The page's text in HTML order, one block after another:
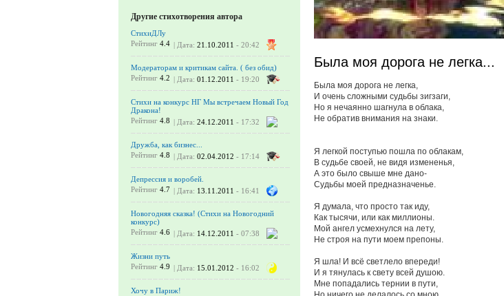
Другие стихотворения автора
СтихиДЛу
Рейтинг 4.4 | Дата: 21.10.2011 - 20:42
Модераторам и критикам сайта. ( без обид)
Рейтинг 4.2 | Дата: 01.12.2011 - 19:20
Стихи на конкурс НГ Мы встречаем Новый Год
Дракона!
Рейтинг 4.8 | Дата: 24.12.2011 - 17:32
Дружба, как бизнес...
Рейтинг 4.8 | Дата: 02.04.2012 - 17:14
Депрессия и воробей.
Рейтинг 4.7 | Дата: 13.11.2011 - 16:41
Новогодняя сказка! (Стихи на Новогодний
конкурс)
Рейтинг 4.6 | Дата: 14.12.2011 - 07:38
Жизни путь
Рейтинг 4.9 | Дата: 15.01.2012 - 16:02
Хочу в Париж!
Была моя дорога не легка...
Была моя дорога не легка,
И очень сложными судьбы зигзаги,
Но я нечаянно шагнула в облака,
Не обратив внимания на знаки.
Я легкой поступью пошла по облакам,
В судьбе своей, не видя измененья,
А это было свыше мне дано-
Судьбы моей предназначенье.
Я думала, что просто так иду,
Как тысячи, или как миллионы.
Мой ангел усмехнулся на лету,
Не строя на пути моем препоны.
Я шла! И всё светлело впереди!
И я тянулась к свету всей душою.
Мне попадались тернии в пути,